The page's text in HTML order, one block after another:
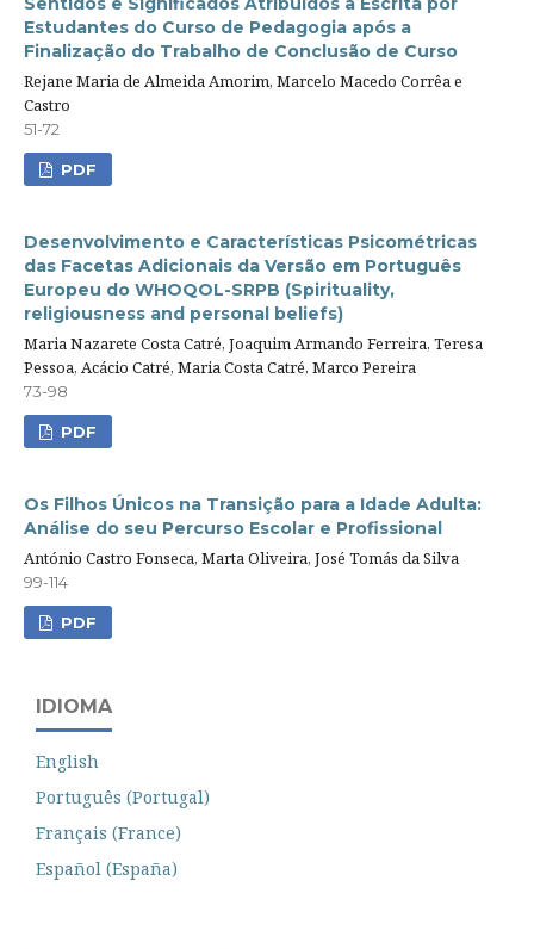
Estudantes do Curso de Pedagogia após a
Finalização do Trabalho de Conclusão de Curso
Rejane Maria de Almeida Amorim, Marcelo Macedo Corrêa e
Castro
51-72
PDF
Desenvolvimento e Características Psicométricas
das Facetas Adicionais da Versão em Português
Europeu do WHOQOL-SRPB (Spirituality,
religiousness and personal beliefs)
Maria Nazarete Costa Catré, Joaquim Armando Ferreira, Teresa
Pessoa, Acácio Catré, Maria Costa Catré, Marco Pereira
73-98
PDF
Os Filhos Únicos na Transição para a Idade Adulta:
Análise do seu Percurso Escolar e Profissional
António Castro Fonseca, Marta Oliveira, José Tomás da Silva
99-114
PDF
IDIOMA
English
Português (Portugal)
Français (France)
Español (España)